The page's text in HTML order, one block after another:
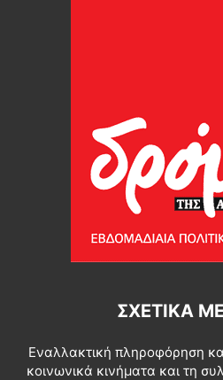
ΣΧΕΤΙΚΆ
Εναλλακτική πληροφόρηση
κοινωνικά κινήματα και τη